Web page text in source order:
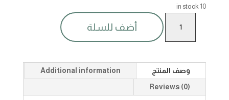
10 in stock
أضف للسلة
وصف المنتج
Additional information
Reviews (0)